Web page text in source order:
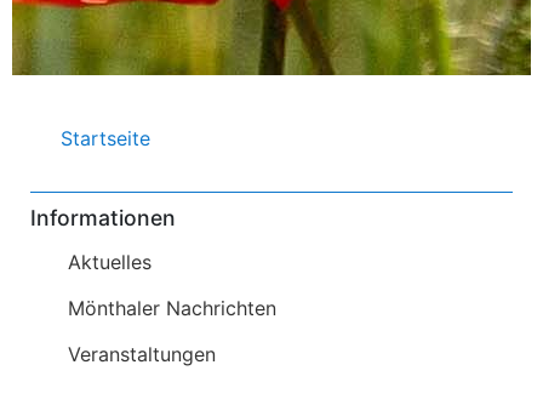
Pfadnavigation
Startseite
Informationen
Aktuelles
Mönthaler Nachrichten
Veranstaltungen